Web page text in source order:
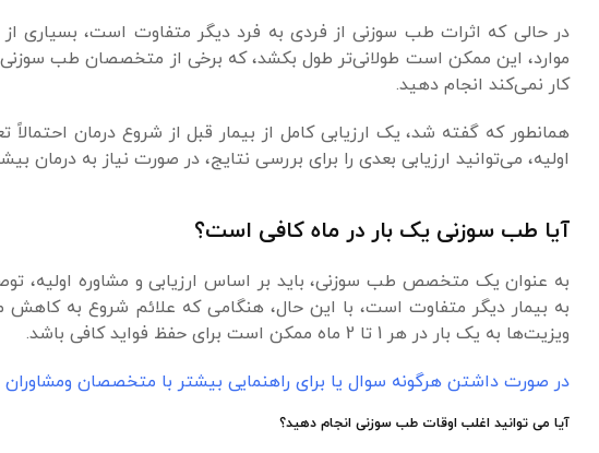
کار نمی‌کند انجام دهید.
همانطور که گفته شد، یک ارزیابی کامل از بیمار قبل از شروع درمان
اولیه، می‌توانید ارزیابی بعدی را برای بررسی نتایج، در صورت نیاز به درمان
آیا طب سوزنی یک بار در ماه کافی است؟
به عنوان یک متخصص طب سوزنی، باید بر اساس ارزیابی و مشاوره اولیه،
به بیمار دیگر متفاوت است، با این حال، هنگامی که علائم شروع به
ویزیت‌ها به یک بار در هر 1 تا 2 ماه ممکن است برای حفظ فواید کافی باشد.
در صورت داشتن هرگونه سوال یا برای راهنمایی بیشتر با متخصصان
آیا می توانید اغلب اوقات طب سوزنی انجام دهید؟